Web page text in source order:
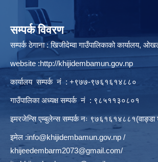
सम्पर्क विवरण
सम्पर्क ठेगाना : खिजीदेम्वा गाउँपालिकाको कार्यालय,
website :http://khijidembamun.gov.np
कार्यालय सम्पर्क नं : +९७७-९७६१६१४८८०
गाउँपालिका अध्यक्ष सम्पर्क नं : ९८५११३०८०१
इमरजेन्सि एम्बुलेन्स सम्पर्क न‌ः ९७६१६१४८८१(वाङ्डा
इमेल :info@khijidembamun.gov.np /
khijeedembarm2073@gmail.com/